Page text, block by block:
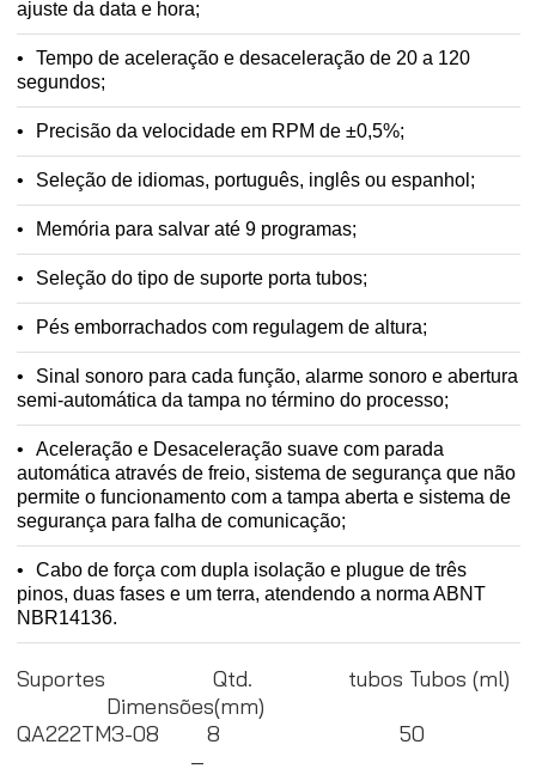
ajuste da data e hora;
Tempo de aceleração e desaceleração de 20 a 120
segundos;
Precisão da velocidade em RPM de ±0,5%;
Seleção de idiomas, português, inglês ou espanhol;
Memória para salvar até 9 programas;
Seleção do tipo de suporte porta tubos;
Pés emborrachados com regulagem de altura;
Sinal sonoro para cada função, alarme sonoro e abertura
semi-automática da tampa no término do processo;
Aceleração e Desaceleração suave com parada
automática através de freio, sistema de segurança que não
permite o funcionamento com a tampa aberta e sistema de
segurança para falha de comunicação;
Cabo de força com dupla isolação e plugue de três
pinos, duas fases e um terra, atendendo a norma ABNT
NBR14136.
Suportes Qtd. tubos Tubos (ml)
Dimensões(mm)
QA222TM3-08 8 50
–